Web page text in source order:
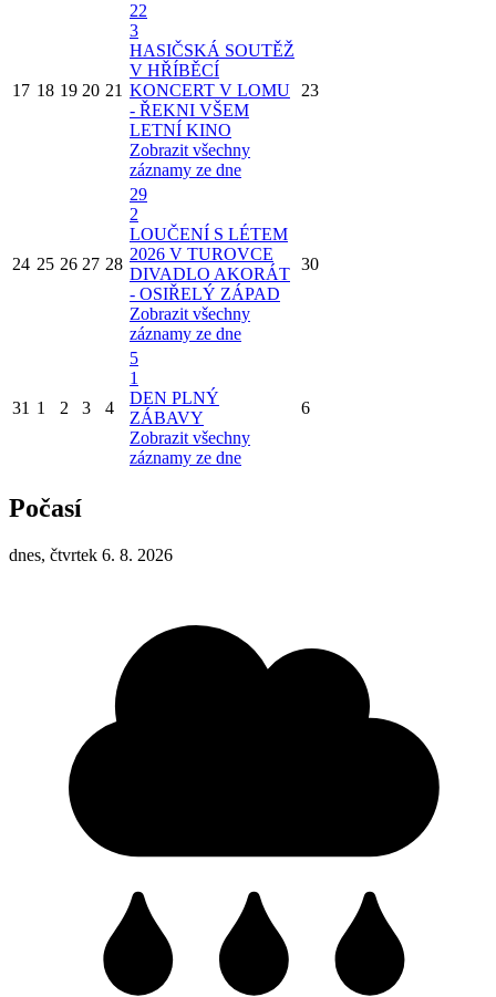
17 18 19 20 21
22
3
HASIČSKÁ SOUTĚŽ
V HŘÍBĚCÍ
KONCERT V LOMU
- ŘEKNI VŠEM
LETNÍ KINO
Zobrazit všechny
záznamy ze dne
23
24 25 26 27 28
29
2
LOUČENÍ S LÉTEM
2026 V TUROVCE
DIVADLO AKORÁT
- OSIŘELÝ ZÁPAD
Zobrazit všechny
záznamy ze dne
30
31 1 2 3 4
5
1
DEN PLNÝ
ZÁBAVY
Zobrazit všechny
záznamy ze dne
6
Počasí
dnes, čtvrtek 6. 8. 2026